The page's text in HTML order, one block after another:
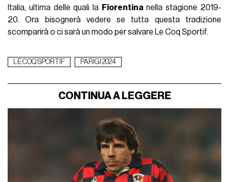
Italia, ultima delle quali la Fiorentina nella stagione 2019-
20. Ora bisognerà vedere se tutta questa tradizione
scomparirà o ci sarà un modo per salvare Le Coq Sportif.
LE COQ SPORTIF PARIGI 2024
CONTINUA A LEGGERE